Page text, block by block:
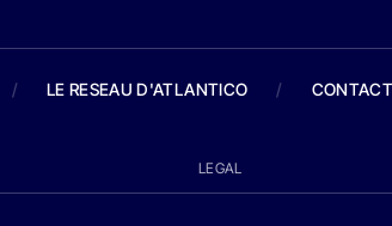
/ LE RESEAU D'ATLANTICO / CONTACT
LEGAL